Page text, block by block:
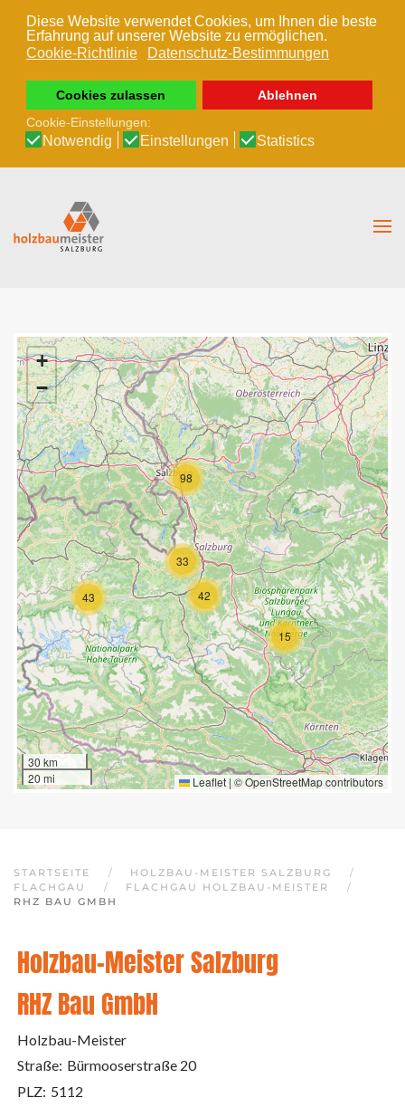
Diese Website verwendet Cookies, um Ihnen die beste
Erfahrung auf unserer Website zu ermöglichen.
Cookie-Richtlinie
Datenschutz-Bestimmungen
Cookies zulassen
Ablehnen
Cookie-Einstellungen:
Notwendig Einstellungen Statistics
Zum Hauptinhalt springen
15
33
42
43
98
+
−
30 km
20 mi
Leaflet | ©OpenStreetMapcontributors
STARTSEITE
HOLZBAU-MEISTER SALZBURG
FLACHGAU
FLACHGAU HOLZBAU-MEISTER
RHZ BAU GMBH
Holzbau-Meister Salzburg
RHZ Bau GmbH
Holzbau-Meister
Straße: Bürmooserstraße 20
PLZ: 5112